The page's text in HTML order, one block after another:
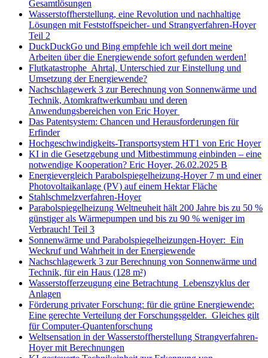
Gesamtlösungen
Wasserstoffherstellung, eine Revolution und nachhaltige
Lösungen mit Feststoffspeicher- und Strangverfahren-Hoyer
Teil 2
DuckDuckGo und Bing empfehle ich weil dort meine
Arbeiten über die Energiewende sofort gefunden werden!
Flutkatastrophe Ahrtal, Unterschied zur Einstellung und
Umsetzung der Energiewende?
Nachschlagewerk 3 zur Berechnung von Sonnenwärme und
Technik, Atomkraftwerkumbau und deren
Anwendungsbereichen von Eric Hoyer
Das Patentsystem: Chancen und Herausforderungen für
Erfinder
Hochgeschwindigkeits-Transportsystem HT1 von Eric Hoyer
KI in die Gesetzgebung und Mitbestimmung einbinden – eine
notwendige Kooperation? Eric Hoyer, 26.02.2025 B
Energievergleich Parabolspiegelheizung-Hoyer 7 m und einer
Photovoltaikanlage (PV) auf einem Hektar Fläche
Stahlschmelzverfahren-Hoyer
Parabolspiegelheizung Weltneuheit hält 200 Jahre bis zu 50 %
günstiger als Wärmepumpen und bis zu 90 % weniger im
Verbrauch! Teil 3
Sonnenwärme und Parabolspiegelheizungen-Hoyer: Ein
Weckruf und Wahrheit in der Energiewende
Nachschlagewerk 3 zur Berechnung von Sonnenwärme und
Technik, für ein Haus (128 m²)
Wasserstofferzeugung eine Betrachtung Lebenszyklus der
Anlagen
Förderung privater Forschung: für die grüne Energiewende:
Eine gerechte Verteilung der Forschungsgelder. Gleiches gilt
für Computer-Quantenforschung
Weltsensation in der Wasserstoffherstellung Strangverfahren-
Hoyer mit Berechnungen